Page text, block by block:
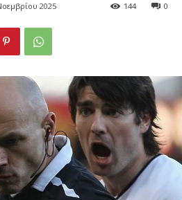
2025 0
144